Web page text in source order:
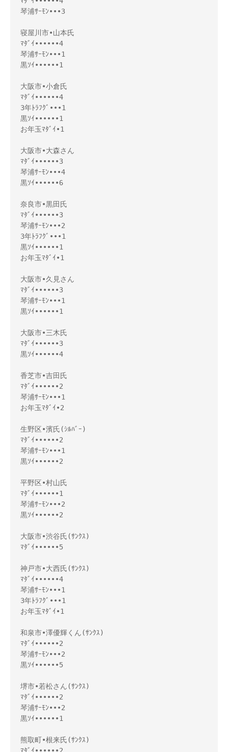
琴浦ｻｰﾓﾝ•••3
寝屋川市•山本氏
ﾏﾀﾞｲ••••••4
琴浦ｻｰﾓﾝ•••1
黒ｿｲ••••••1
大阪市•小倉氏
ﾏﾀﾞｲ••••••4
3年ﾄﾗﾌｸﾞ•••1
黒ｿｲ••••••1
お年玉ﾏﾀﾞｲ•1
大阪市•大森さん
ﾏﾀﾞｲ••••••3
琴浦ｻｰﾓﾝ•••4
黒ｿｲ••••••6
奈良市•黒田氏
ﾏﾀﾞｲ••••••3
琴浦ｻｰﾓﾝ•••2
3年ﾄﾗﾌｸﾞ•••1
黒ｿｲ••••••1
お年玉ﾏﾀﾞｲ•1
大阪市•久見さん
ﾏﾀﾞｲ••••••3
琴浦ｻｰﾓﾝ•••1
黒ｿｲ••••••1
大阪市•三木氏
ﾏﾀﾞｲ••••••3
黒ｿｲ••••••4
香芝市•吉田氏
ﾏﾀﾞｲ••••••2
琴浦ｻｰﾓﾝ•••1
お年玉ﾏﾀﾞｲ•2
生野区•濱氏(ｼﾙﾊﾞｰ)
ﾏﾀﾞｲ••••••2
琴浦ｻｰﾓﾝ•••1
黒ｿｲ••••••2
平野区•村山氏
ﾏﾀﾞｲ••••••1
琴浦ｻｰﾓﾝ•••2
黒ｿｲ••••••2
大阪市•渋谷氏(ｻﾝｸｽ)
ﾏﾀﾞｲ••••••5
神戸市•大西氏(ｻﾝｸｽ)
ﾏﾀﾞｲ••••••4
琴浦ｻｰﾓﾝ•••1
3年ﾄﾗﾌｸﾞ•••1
お年玉ﾏﾀﾞｲ•1
和泉市•澤優輝くん(ｻﾝｸｽ)
ﾏﾀﾞｲ••••••2
琴浦ｻｰﾓﾝ•••2
黒ｿｲ••••••5
堺市•若松さん(ｻﾝｸｽ)
ﾏﾀﾞｲ••••••2
琴浦ｻｰﾓﾝ•••2
黒ｿｲ••••••1
熊取町•根来氏(ｻﾝｸｽ)
ﾏﾀﾞｲ••••••2